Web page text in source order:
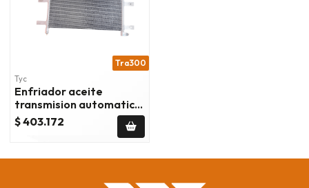
Tra300
Tyc
Enfriador aceite
transmision automatica
ram 2500-3500 13/18
$ 403.172